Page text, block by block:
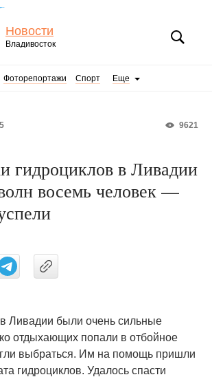
Новости
Владивосток
Фоторепортажи Спорт Еще
9621
гидроциклов в Ливадии
восемь человек —
Ливадии были очень сильные
отдыхающих попали в отбойное
выбраться. Им на помощь пришли
гидроциклов. Удалось спасти